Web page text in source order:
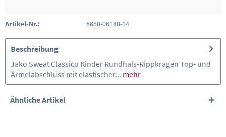
Artikel-Nr.: 8850-06140-14
Beschreibung
Jako Sweat Classico Kinder Rundhals-Rippkragen Top- und
Ärmelabschluss mit elastischer... mehr
Ähnliche Artikel